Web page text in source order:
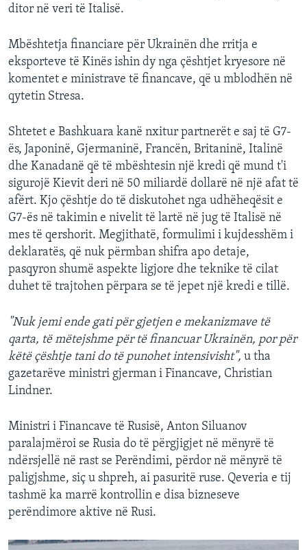
ditor në veri të Italisë.
Mbështetja financiare për Ukrainën dhe rritja e
eksporteve të Kinës ishin dy nga çështjet kryesore në
komentet e ministrave të financave, që u mblodhën në
qytetin Stresa.
Shtetet e Bashkuara kanë nxitur partnerët e saj të G7-
ës, Japoninë, Gjermaninë, Francën, Britaninë, Italinë
dhe Kanadanë që të mbështesin një kredi që mund t'i
sigurojë Kievit deri në 50 miliardë dollarë në një afat të
afërt. Kjo çështje do të diskutohet nga udhëheqësit e
G7-ës në takimin e nivelit të lartë në jug të Italisë në
mes të qershorit. Megjithatë, formulimi i kujdesshëm i
deklaratës, që nuk përmban shifra apo detaje,
pasqyron shumë aspekte ligjore dhe teknike të cilat
duhet të trajtohen përpara se të jepet një kredi e tillë.
"Nuk jemi ende gati për gjetjen e mekanizmave të
qarta, të mëtejshme për të financuar Ukrainën, por për
këtë çështje tani do të punohet intensivisht", u tha
gazetarëve ministri gjerman i Financave, Christian
Lindner.
Ministri i Financave të Rusisë, Anton Siluanov
paralajmëroi se Rusia do të përgjigjet në mënyrë të
ndërsjellë në rast se Perëndimi, përdor në mënyrë të
paligjshme, siç u shpreh, ai pasuritë ruse. Qeveria e tij
tashmë ka marrë kontrollin e disa bizneseve
perëndimore aktive në Rusi.